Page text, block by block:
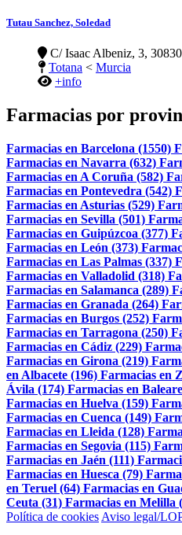
Tutau Sanchez, Soledad
C/ Isaac Albeniz, 3, 30830
Totana < Murcia
+info
Farmacias por
Farmacias en Barcelona (1550)
Farmacias en Navarra (632)
Farmacias en A Coruña (582)
Farmacias en Pontevedra (542)
Farmacias en Asturias (529)
Farmacias en Sevilla (501)
Farmacias en Guipúzcoa (377)
Farmacias en León (373)
Farmacias en Las Palmas (337)
Farmacias en Valladolid (318)
Farmacias en Salamanca (289)
Farmacias en Granada (264)
Farmacias en Burgos (252)
Farmacias en Tarragona (250)
Farmacias en Cádiz (229)
Farmacias en Girona (219)
en Albacete (196) Farmacias en
Ávila (174) Farmacias en
Farmacias en Huelva (159)
Farmacias en Cuenca (149)
Farmacias en Lleida (128)
Farmacias en Segovia (115)
Farmacias en Jaén (111)
Farmacias en Huesca (79)
en Teruel (64) Farmacias en
Ceuta (31) Farmacias en Melilla
Política de cookies Aviso legal/